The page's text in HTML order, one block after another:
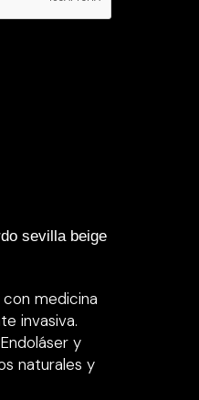
medicina
invasiva.
y
naturales y